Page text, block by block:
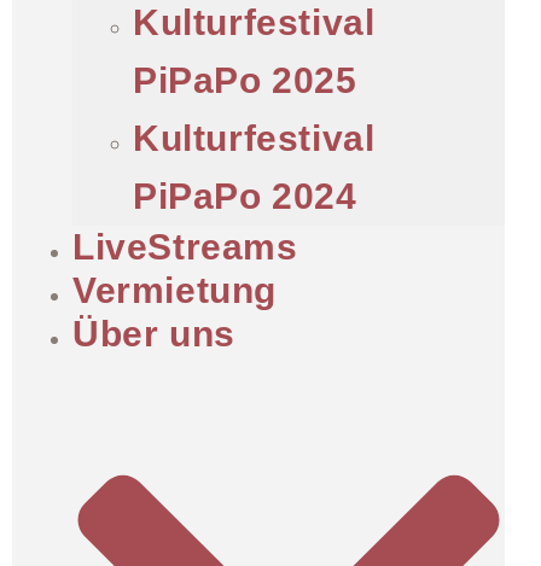
Kulturfestival
PiPaPo 2025
Kulturfestival
PiPaPo 2024
LiveStreams
Vermietung
Über uns